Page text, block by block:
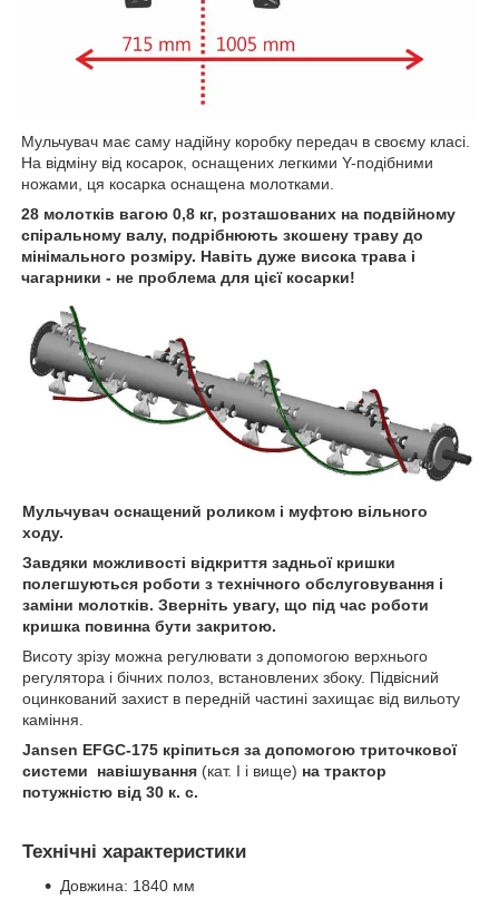
Мульчувач має саму надійну коробку передач в своєму класі.
На відміну від косарок, оснащених легкими Y-подібними
ножами, ця косарка оснащена молотками.
28 молотків вагою 0,8 кг, розташованих на подвійному
спіральному валу, подрібнюють зкошену траву до
мінімального розміру. Навіть дуже висока трава і
чагарники - не проблема для цієї косарки!
Мульчувач оснащений роликом і муфтою вільного
ходу.
Завдяки можливості відкриття задньої кришки
полегшуються роботи з технічного обслуговування і
заміни молотків. Зверніть увагу, що під час роботи
кришка повинна бути закритою.
Висоту зрізу можна регулювати з допомогою верхнього
регулятора і бічних полоз, встановлених збоку. Підвісний
оцинкований захист в передній частині захищає від вильоту
каміння.
Jansen EFGC-175 кріпиться за допомогою триточкової
системи навішування (кат. I і вище) на трактор
потужністю від 30 к. с.
Технічні характеристики
Довжина: 1840 мм